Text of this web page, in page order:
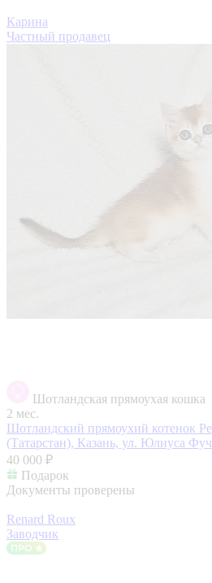
Карина
Частный продавец
Шотландская прямоухая кошка
2 мес.
Шотландский прямоухий котенок
(Татарстан), Казань, ул. Юлиуса
40 000 ₽
Подарок
Документы проверены
Renard Roux
Заводчик